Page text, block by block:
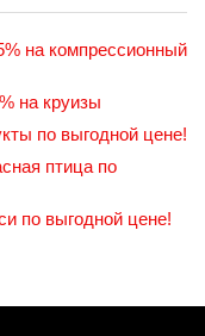
на компрессионный
на круизы
по выгодной цене!
птица по
по выгодной цене!